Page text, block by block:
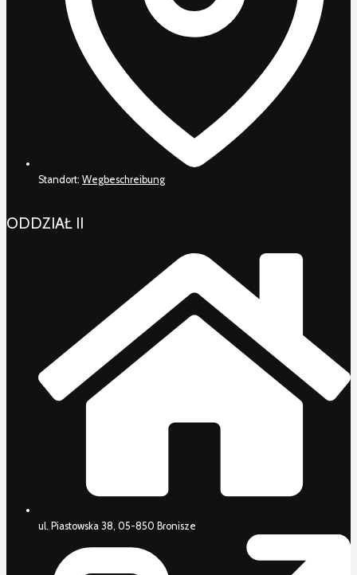
Standort: Wegbeschreibung
ODDZIAŁ II
ul. Piastowska 38, 05-850 Bronisze